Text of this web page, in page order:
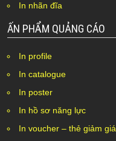
In nhãn đĩa
ẤN PHẨM QUẢNG CÁO
In profile
In catalogue
In poster
In hồ sơ năng lực
In voucher – thẻ giảm giá